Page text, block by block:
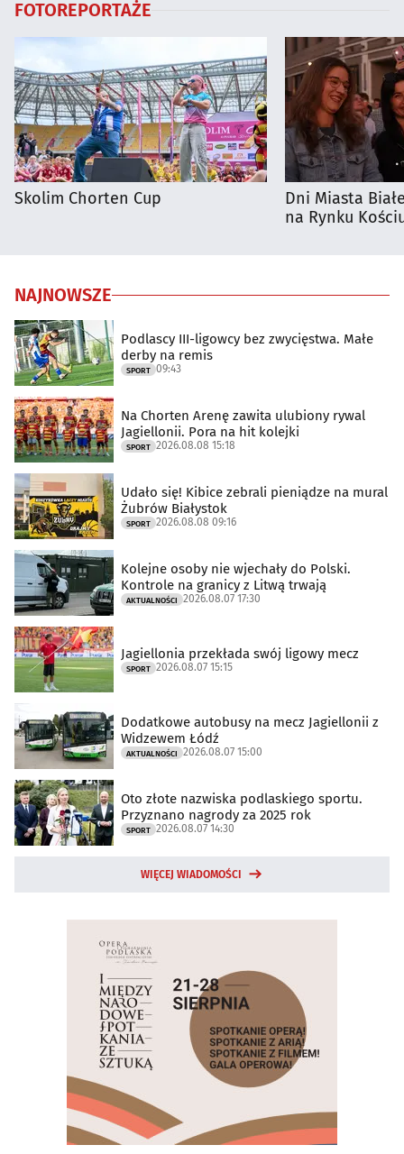
FOTOREPORTAŻE
Skolim Chorten Cup
Dni Miasta
na Rynku
NAJNOWSZE
Podlascy III-ligowcy bez zwycięstwa. Małe
derby na remis
SPORT 09:43
Na Chorten Arenę zawita ulubiony rywal
Jagiellonii. Pora na hit kolejki
SPORT 2026.08.08 15:18
Udało się! Kibice zebrali pieniądze na mural
Żubrów Białystok
SPORT 2026.08.08 09:16
Kolejne osoby nie wjechały do Polski.
Kontrole na granicy z Litwą trwają
AKTUALNOŚCI 2026.08.07 17:30
Jagiellonia przekłada swój ligowy mecz
SPORT 2026.08.07 15:15
Dodatkowe autobusy na mecz Jagiellonii z
Widzewem Łódź
AKTUALNOŚCI 2026.08.07 15:00
Oto złote nazwiska podlaskiego sportu.
Przyznano nagrody za 2025 rok
SPORT 2026.08.07 14:30
WIĘCEJ WIADOMOŚCI